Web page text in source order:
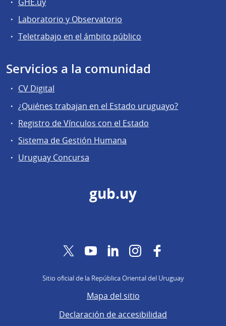
Laboratorio y Observatorio
Teletrabajo en el ámbito público
Servicios a la comunidad
CV Digital
¿Quiénes trabajan en el Estado uruguayo?
Registro de Vínculos con el Estado
Sistema de Gestión Humana
Uruguay Concursa
gub.uy
TwitterYouTubeLinkedInInstagram
Sitio oficial de la República Oriental del Uruguay
Mapa del sitio
Declaración de accesibilidad